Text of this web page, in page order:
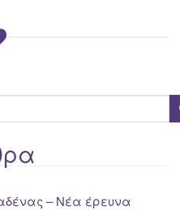
– Νέα έρευνα